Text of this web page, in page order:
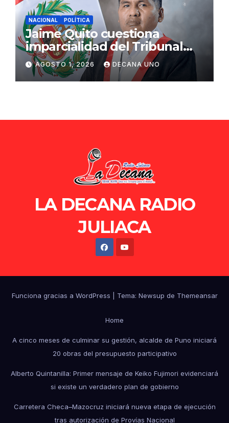
NACIONAL POLÍTICA
Jaime Quito cuestiona
imparcialidad del Tribunal
Constitucional tras liberación
de Ollanta Humala
AGOSTO 1, 2026 DECANA UNO
LA DECANA RADIO
JULIACA
Funciona gracias a WordPress Tema: Newsup de Themeansar
Home
A cinco meses de culminar su gestión, alcalde de Puno iniciará
20 obras del presupuesto participativo
Alberto Quintanilla: Primer mensaje de Keiko Fujimori evidenciará
si existe un verdadero plan de gobierno
Carretera Checa–Mazocruz iniciará nueva etapa de ejecución
tras autorización de Provías Nacional